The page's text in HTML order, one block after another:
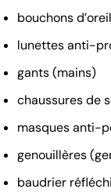
bouchons
lunettes anti-
gants (mains)
chaussures de
masques anti-
genouillères
baudrier